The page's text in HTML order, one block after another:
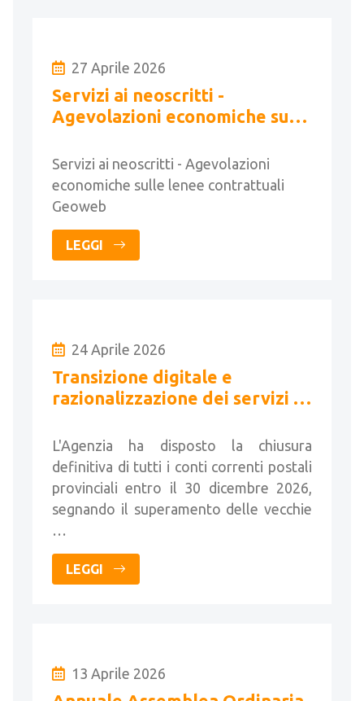
27 Aprile 2026
Servizi ai neoscritti -
Agevolazioni economiche sulle
Servizi ai neoscritti - Agevolazioni
economiche sulle lenee contrattuali
Geoweb
LEGGI
24 Aprile 2026
Transizione digitale e
razionalizzazione dei servizi di
L'Agenzia ha disposto la chiusura
definitiva di tutti i conti correnti postali
provinciali entro il 30 dicembre 2026,
segnando il superamento delle vecchie
…
LEGGI
13 Aprile 2026